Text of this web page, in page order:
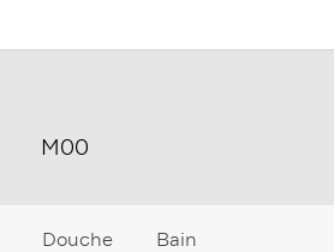
M00
Douche
Bain